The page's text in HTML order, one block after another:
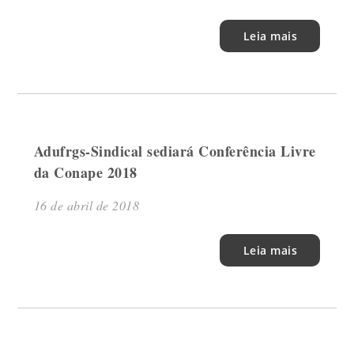
Leia mais
Adufrgs-Sindical sediará Conferência Livre
da Conape 2018
16 de abril de 2018
Leia mais